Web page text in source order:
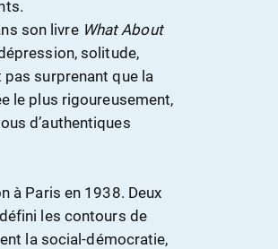
son livre What About
solitude,
surprenant que la
le plus rigoureusement,
d’authentiques
à Paris en 1938. Deux
les contours de
la social-démocratie,